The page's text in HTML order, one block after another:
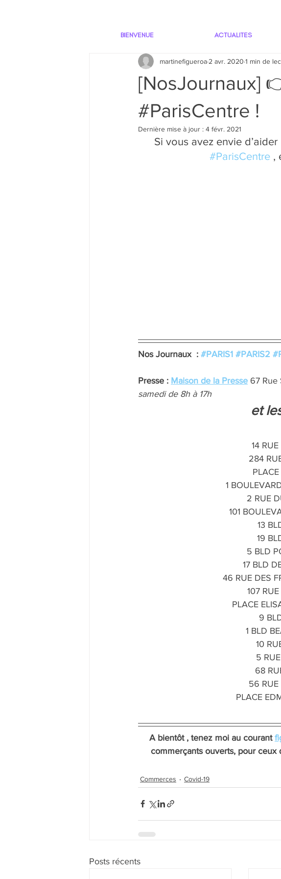
BIENVENUE ACTUALITES
[NosJournaux]
#ParisCentre !
martinefigueroa 2 avr. 2020 1 min de
Dernière mise à jour : 4 févr. 2021
Si vous avez envie
#ParisCentre ,
Nos Journaux  : #PARIS1 #PARIS2
Presse : Maison de la Presse 67 Rue
samedi de 8h à 17h
et
14
284
1
2 RUE
101
13
19
5 BLD
17 BLD
46 RUE DES
107
PLACE
9
1 BLD
10
5
68
56 RUE
PLACE
A bientôt , tenez moi au courant f
commerçants ouverts, pour ceux
Commerces Covid-19
Posts récents